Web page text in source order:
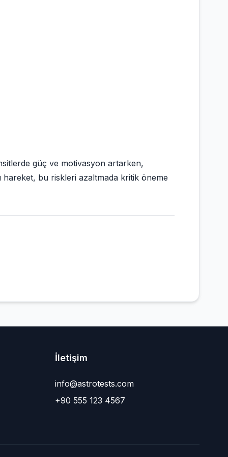
güç ve motivasyon artarken,
bu riskleri azaltmada kritik öneme
İletişim
info@astrotests.com
+90 555 123 4567